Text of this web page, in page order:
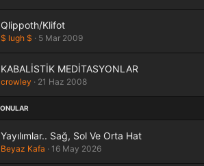
Qlippoth/Klifot
$ lugh $ 5 Mar 2009
KABALİSTİK MEDİTASYONLAR
crowley 21 Haz 2008
Yayılımlar.. Sağ, Sol Ve Orta Hat
Beyaz Kafa 16 May 2026